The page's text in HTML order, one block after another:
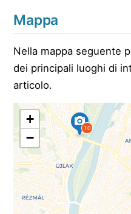
Mappa
Nella mappa seguente
dei principali luoghi di
articolo.
10
+
−